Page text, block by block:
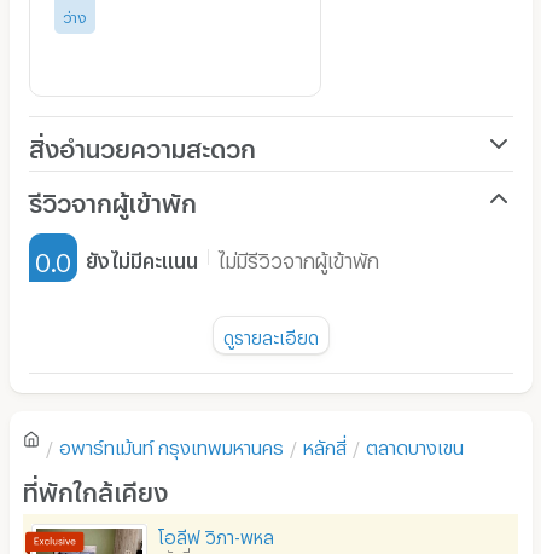
ว่าง
สิ่งอำนวยความสะดวก
เฟอร์นิเจอร์-ตู้, เตียง
เครื่องทำน้ำอุ่น
โซฟา
โต๊ะ - เก้าอี้ทำงาน
เตาปรุงอาหาร
รีวิวจากผู้เข้าพัก
0.0 ยังไม่มีคะแนน ไม่มีรีวิวจากผู้เข้าพัก
ยังไม่มีรีวิวของอพาร์ทเม้นท์นี้
เขียนรีวิวแรกของอพาร์ทเม้นท์นี้
ดูรายละเอียด
อพาร์ทเม้นท์ กรุงเทพมหานคร หลักสี่ ตลาดบางเขน
ที่พักใกล้เคียง
โอลีฟ วิภา-พหล